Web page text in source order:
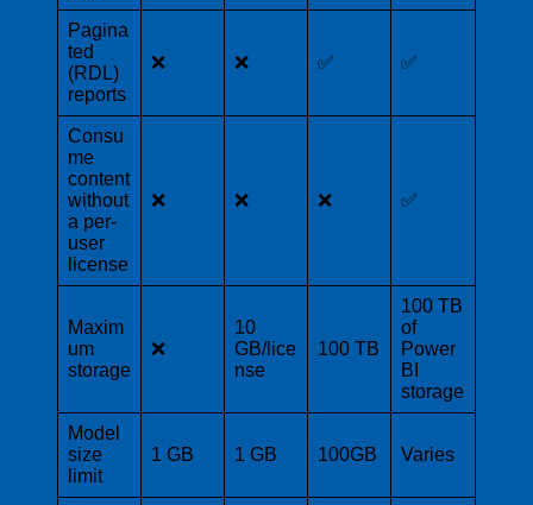
Pagina
ted
(RDL)
reports
❌ ❌ ✅ ✅
Consu
me
content
without
a per-
user
license
❌ ❌ ❌ ✅
Maxim
um
storage
❌
10
GB/lice
nse
100 TB
100 TB
of
Power
BI
storage
Model
size
limit
1 GB 1 GB 100GB Varies